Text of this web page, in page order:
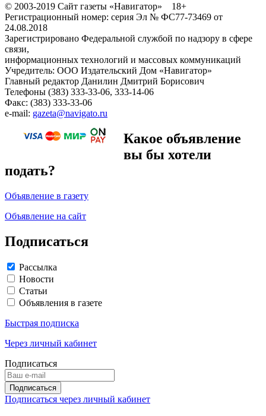
© 2003-2019 Сайт газеты «Навигатор» 18+
Регистрационный номер: серия Эл № ФС77-73469 от
24.08.2018
Зарегистрировано Федеральной службой по надзору в сфере
связи,
информационных технологий и массовых коммуникаций
Учредитель: ООО Издательский Дом «Навигатор»
Главный редактор Данилин Дмитрий Борисович
Телефоны (383) 333-33-06, 333-14-06
Факс: (383) 333-33-06
e-mail: gazeta@navigato.ru
Какое объявление
вы бы хотели
подать?
Объявление в газету
Объявление на сайт
Подписаться
Рассылка
Новости
Статьи
Объявления в газете
Быстрая подписка
Через личный кабинет
Подписаться
Подписаться через личный кабинет